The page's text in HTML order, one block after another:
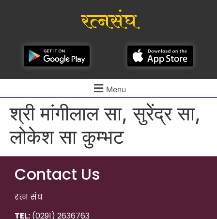
रत्नसंघ
Menu
श्री मांगीलाल सा, सुरेंद्र सा,
लोकेश सा कुम्भट
Contact Us
रत्न संघ
TEL: (0291) 2636763